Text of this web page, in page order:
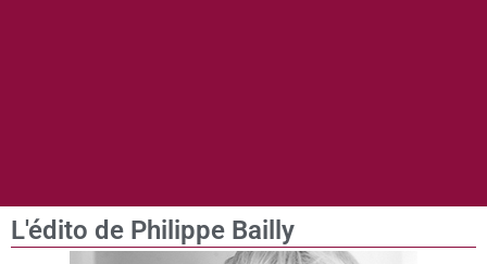
L'édito de Philippe Bailly